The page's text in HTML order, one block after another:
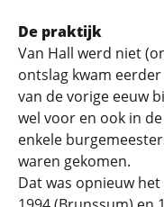
De praktijk
Van Hall werd niet
ontslag kwam
van de vorige eeuw
wel voor en ook in
enkele
waren gekomen.
Dat was opnieuw het